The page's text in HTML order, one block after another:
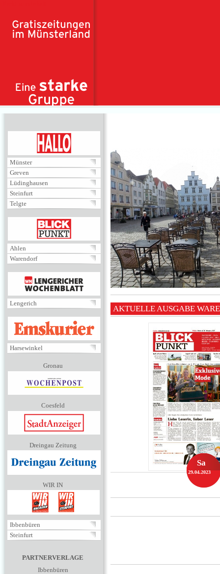
Münster
Greven
Lüdinghausen
Steinfurt
Telgte
BLICKPUNKT
Ahlen
Warendorf
MENÜ
Lengerich
EMSKURIER
Harsewinkel
Gronau
Coesfeld
Dreingau Zeitung
WIR IN
Ibbenbüren
Steinfurt
PARTNERVERLAGE
Ibbenbüren
AKTUELLE AUSGABE
Sa
29.04.2023